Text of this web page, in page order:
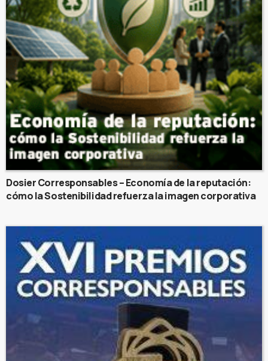
Dosier Corresponsables – Economía de la reputación:
cómo la Sostenibilidad refuerza la imagen corporativa